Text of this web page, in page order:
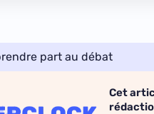
part au débat
Cet